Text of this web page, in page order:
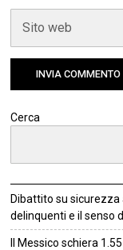
Cerca
Dibattito su sicurezza
delinquenti e il senso
Il Messico schiera